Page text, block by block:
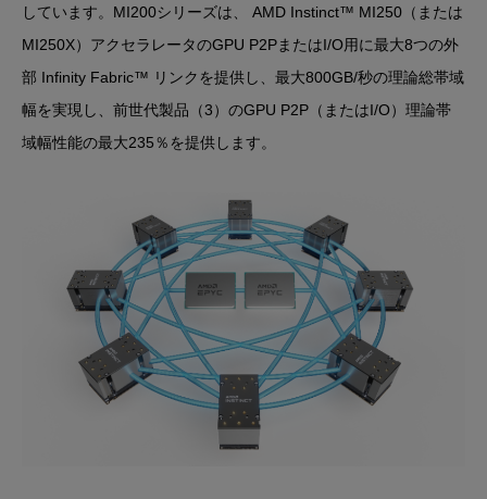
しています。MI200シリーズは、 AMD Instinct™ MI250（または
MI250X）アクセラレータのGPU P2PまたはI/O用に最大8つの外
部 Infinity Fabric™ リンクを提供し、最大800GB/秒の理論総帯域
幅を実現し、前世代製品（3）のGPU P2P（またはI/O）理論帯
域幅性能の最大235％を提供します。